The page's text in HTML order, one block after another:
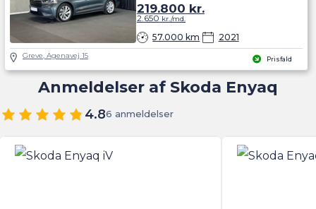
Prisfald
57.000 km 2021
219.800 kr.
2.650 kr./md.
Greve, Agenavej 15
Anmeldelser af Skoda Enyaq
4.86 anmeldelser